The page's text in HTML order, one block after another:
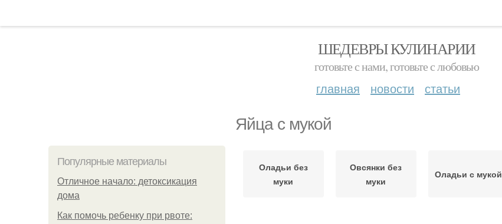
ШЕДЕВРЫ КУЛИНАРИИ
готовьте с нами, готовьте с любовью
главная новости статьи
Яйца с мукой
Популярные материалы
Отличное начало: детоксикация
дома
Как помочь ребенку при рвоте:
Оладьи без
муки
Овсянки без
муки
Оладьи с мукой